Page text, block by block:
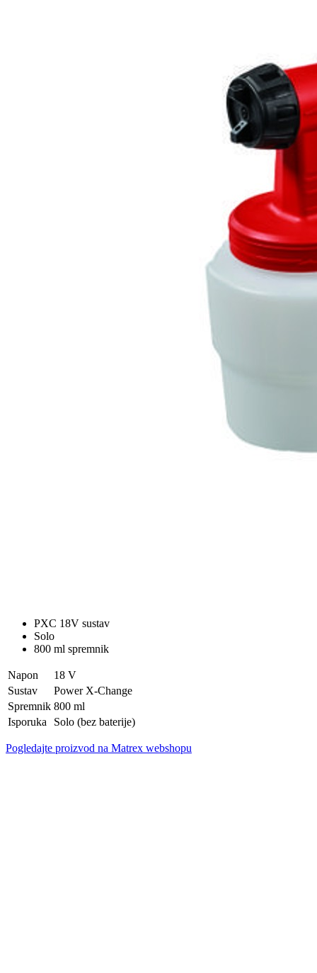
PXC 18V sustav
Solo
800 ml spremnik
Napon
18 V
Sustav
Power X-Change
Spremnik 800 ml
Isporuka
Solo (bez baterije)
Pogledajte proizvod na Matrex webshopu